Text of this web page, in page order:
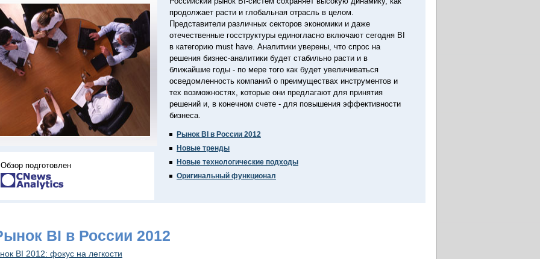
Обзор подготовлен
продолжает расти и глобальная отрасль в целом.
Представители различных секторов экономики и даже
отечественные госструктуры единогласно включают сегодня BI
в категорию must have. Аналитики уверены, что спрос на
решения бизнес-аналитики будет стабильно расти и в
ближайшие годы - по мере того как будет увеличиваться
осведомленность компаний о преимуществах инструментов и
тех возможностях, которые они предлагают для принятия
решений и, в конечном счете - для повышения эффективности
бизнеса.
Рынок BI в России 2012
Новые тренды
Новые технологические подходы
Оригинальный функционал
BI в России 2012
BI 2012: фокус на легкости